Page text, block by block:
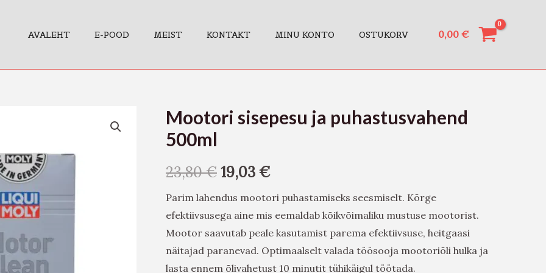
AVALEHT E-POOD MEIST KONTAKT MINU KONTO OSTUKORV 0,00 €
Mootori sisepesu ja puhastusvahend
500ml
23,80€19,03€
Parim lahendus mootori puhastamiseks seesmiselt. Kõrge
efektiivsusega aine mis eemaldab kõikvõimaliku mustuse mootorist.
Mootor saavutab peale kasutamist parema efektiivsuse, heitgaasi
näitajad paranevad. Optimaalselt valada töösooja mootoriõli hulka ja
lasta ennem õlivahetust 10 minutit tühikäigul töötada.
Mootori
sisepesu
ja
puhastusvahend
kogus